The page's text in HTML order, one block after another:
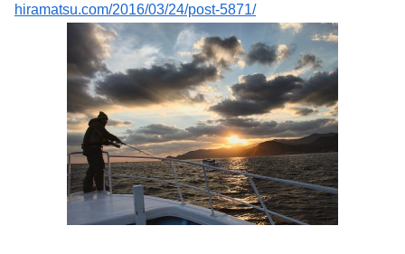
hiramatsu.com/2016/03/24/post-5871/